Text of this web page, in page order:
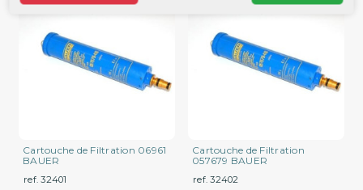
Cartouche de Filtration 06961
BAUER
ref. 32401
Cartouche de Filtration
057679 BAUER
ref. 32402